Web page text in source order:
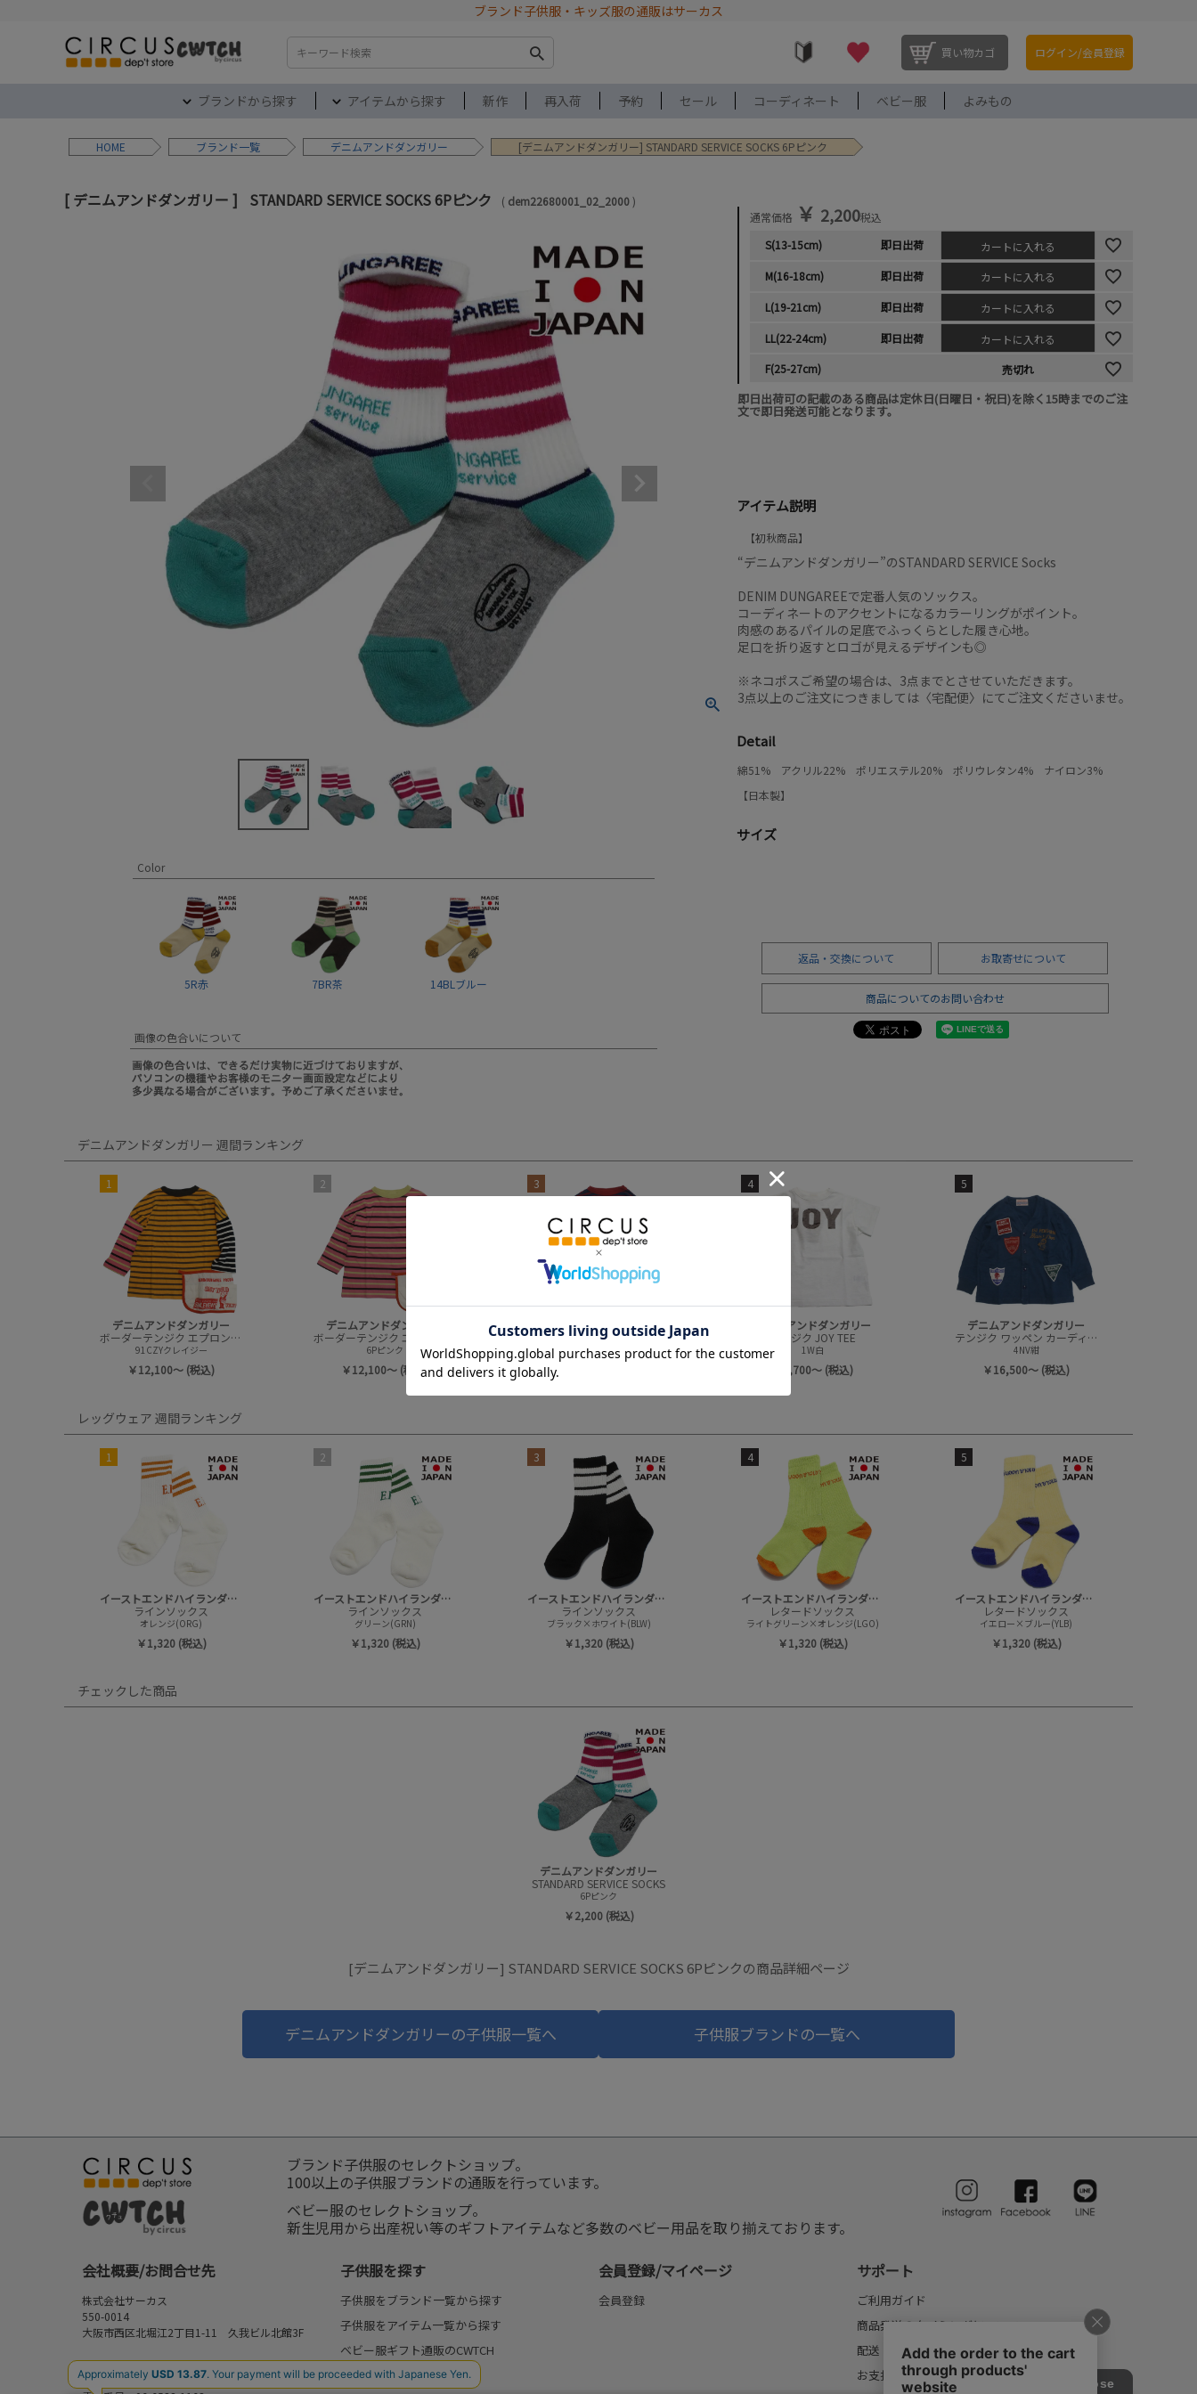
ブランド子供服・キッズ服の通販はサーカス
検索 買い物カゴ ログイン/会員登録
ブランドから探す アイテムから探す 新作 再入荷 予約 セール コーディネート ベビー服 よみもの
HOME ブランド デニムアンドダンガリー [デニムアンドダンガリー] STANDARD SERVICE SOCKS 6Pピンク
デニムアンドダンガリー STANDARD SERVICE SOCKS 6Pピンク dem22680001_02_2000
Color
5R赤 7BR茶 14BLブルー
画像の色合いについて
通常価格 ￥ 2,200税込
S(13-15cm)
即日出荷
カートに入れる
M(16-18cm)
即日出荷
カートに入れる
L(19-21cm)
即日出荷
カートに入れる
LL(22-24cm)
即日出荷
カートに入れる
F(25-27cm)
売切れ
即日出荷可の記載のある商品は定休日(日曜日・祝日)を除く15時までのご注
文で即日発送可能となります。
アイテム説明
初秋商品
“デニムアンドダンガリー”のSTANDARD SERVICE Socks
DENIM DUNGAREEで定番人気のソックス。
コーディネートのアクセントになるカラーリングがポイント。
肉感のあるパイルの足底でふっくらとした履き心地。
足口を折り返すとロゴが見えるデザインも◎
※ネコポスご希望の場合は、3点までとさせていただきます。
3点以上のご注文につきましては〈宅配便〉にてご注文くださいませ。
Detail
綿51% アクリル22% ポリエステル20% ポリウレタン4% ナイロン3%
【日本製】
サイズ
返品・交換について お取寄せについて
商品についてのお問い合わせ
デニムアンドダンガリー 週間ランキング
1
デニムアンドダンガリー
ボーダーテンジク エプロンツキ L/S TEE(8分袖)
91CZYクレイジー
￥12,100～ (税込)
2
デニムアンドダンガリー
6Pピンク
￥12,100～ (税込)
3
デニムアンドダンガリー
ボーダーテンジク エプロンツキ L/S TEE(8分袖)
4NV紺
￥12,100～ (税込)
4
デニムアンドダンガリー
テンジク JOY TEE
1W白
￥7,700～ (税込)
5
デニムアンドダンガリー
テンジク ワッペン カーディガン
4NV紺
￥16,500～ (税込)
レッグウェア 週間ランキング
1
イーストエンドハイランダーズ
ラインソックス
オレンジ(ORG)
￥1,320 (税込)
2
イーストエンドハイランダーズ
ラインソックス
グリーン(GRN)
￥1,320 (税込)
3
イーストエンドハイランダーズ
ラインソックス
ブラック×ホワイト(BLW)
￥1,320 (税込)
4
イーストエンドハイランダーズ
レタードソックス
ライトグリーン×オレンジ(LGO)
￥1,320 (税込)
5
イーストエンドハイランダーズ
レタードソックス
イエロー×ブルー(YLB)
￥1,320 (税込)
チェックした商品
デニムアンドダンガリー
STANDARD SERVICE SOCKS
6Pピンク
￥2,200 (税込)
[デニムアンドダンガリー] STANDARD SERVICE SOCKS 6Pピンクの商品詳細ページ
デニムアンドダンガリーの子供服一覧へ 子供服ブランドの一覧へ
ブランド子供服のセレクトショップ。
100以上の子供服ブランドの通販を行っています。
ベビー服のセレクトショップ。
新生児用から出産祝い等のギフトアイテムなど多数のベビー用品を取り揃えております。
会社概要/お問合せ先
株式会社サーカス
550-0014
大阪市西区北堀江2丁目1-11 久我ビル北館3F
お問合せ先
⇒FAQ/お問合せフォーム
子供服を探す
子供服をブランド一覧から探す
子供服をアイテム一覧から探す
ベビー服ギフト通販のCWTCH
新作
会員登録/マイページ
会員登録
サポート
ご利用ガイド
商品発送のタイミングについて
配送・送料について
お支払いについて